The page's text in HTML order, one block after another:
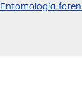
Entomología